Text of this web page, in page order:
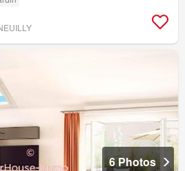
6 Photos